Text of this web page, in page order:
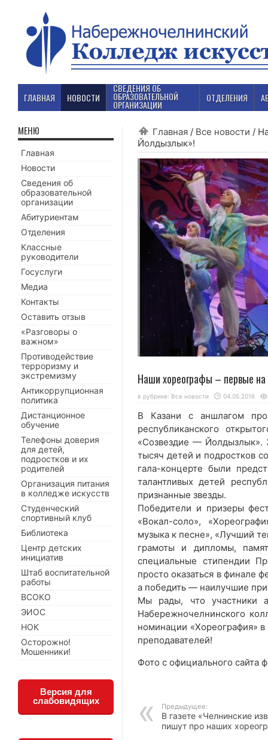
ГЛАВНАЯ НОВОСТИ
СВЕДЕНИЯ ОБ
ОБРАЗОВАТЕЛЬНОЙ
ОРГАНИЗАЦИИ
ОТДЕЛЕНИЯ
Главная / Все новости /
Йолдызлык»!
Наши хореографы – первые
в рубрике: Все новости 04.05.2016
В Казани с аншлагом
республиканского
«Созвездие — Йолдызлык».
тысяч детей и подростков
гала-концерте были
талантливых детей
признанные звезды.
Победители и призеры
«Вокал-соло»,
музыка к песне», «Лучший
грамоты и дипломы,
специальные стипендии
просто оказаться в финале
а победить — наилучшие
Мы рады, что участники
Набережночелнинского
номинации «Хореография»
преподавателей!
Фото с официального сайта
Предыдущее:
В газете «Челнинские
пишут про наших
МЕНЮ
Главная
Новости
Сведения об
образовательной
организации
Абитуриентам
Отделения
Классные
руководители
Госуслуги
Медиа
Контакты
Оставить отзыв
«Разговоры о
важном»
Противодействие
терроризму и
экстремизму
Антикоррупционная
политика
Дистанционное
обучение
Телефоны доверия
для детей,
подростков и их
родителей
Организация питания
в колледже искусств
Студенческий
спортивный клуб
Библиотека
Центр детских
инициатив
Штаб воспитательной
работы
ВСОКО
ЭИОС
НОК
Осторожно!
Мошенники!
Версия для
слабовидящих